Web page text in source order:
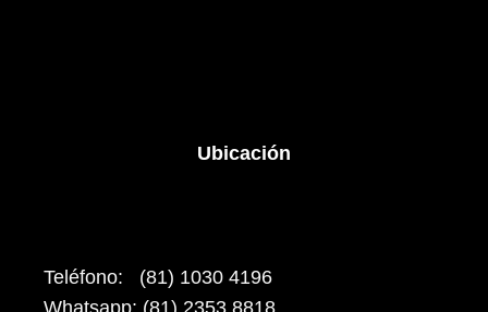
Ubicación
Teléfono: (81) 1030 4196
Whatsapp: (81) 2353 8818